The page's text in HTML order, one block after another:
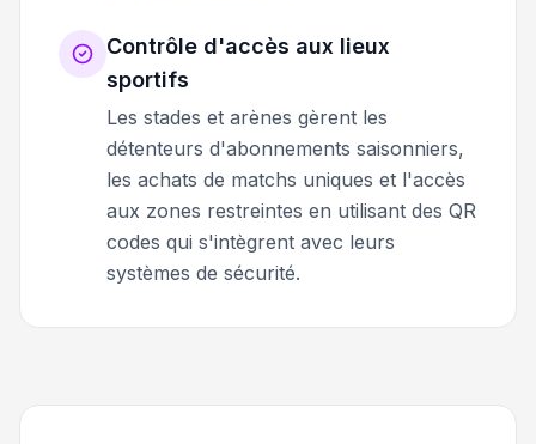
Contrôle d'accès aux lieux
sportifs
Les stades et arènes gèrent les
détenteurs d'abonnements saisonniers,
les achats de matchs uniques et l'accès
aux zones restreintes en utilisant des QR
codes qui s'intègrent avec leurs
systèmes de sécurité.